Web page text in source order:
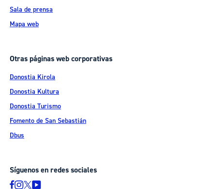
Sala de prensa
Mapa web
Otras páginas web corporativas
Donostia Kirola
Donostia Kultura
Donostia Turismo
Fomento de San Sebastián
Dbus
Síguenos en redes sociales